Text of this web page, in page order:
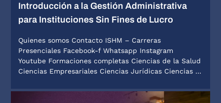
Introducción a la Gestión Administrativa
para Instituciones Sin Fines de Lucro
Quienes somos Contacto ISHM – Carreras
Presenciales Facebook-f Whatsapp Instagram
Youtube Formaciones completas Ciencias de la Salud
Ciencias Empresariales Ciencias Jurídicas Ciencias …